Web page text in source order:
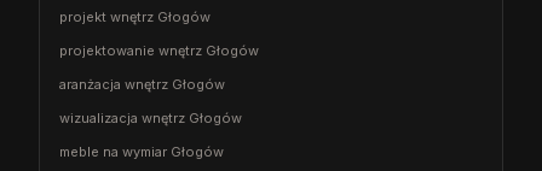
projekt wnętrz Głogów
projektowanie wnętrz Głogów
aranżacja wnętrz Głogów
wizualizacja wnętrz Głogów
meble na wymiar Głogów